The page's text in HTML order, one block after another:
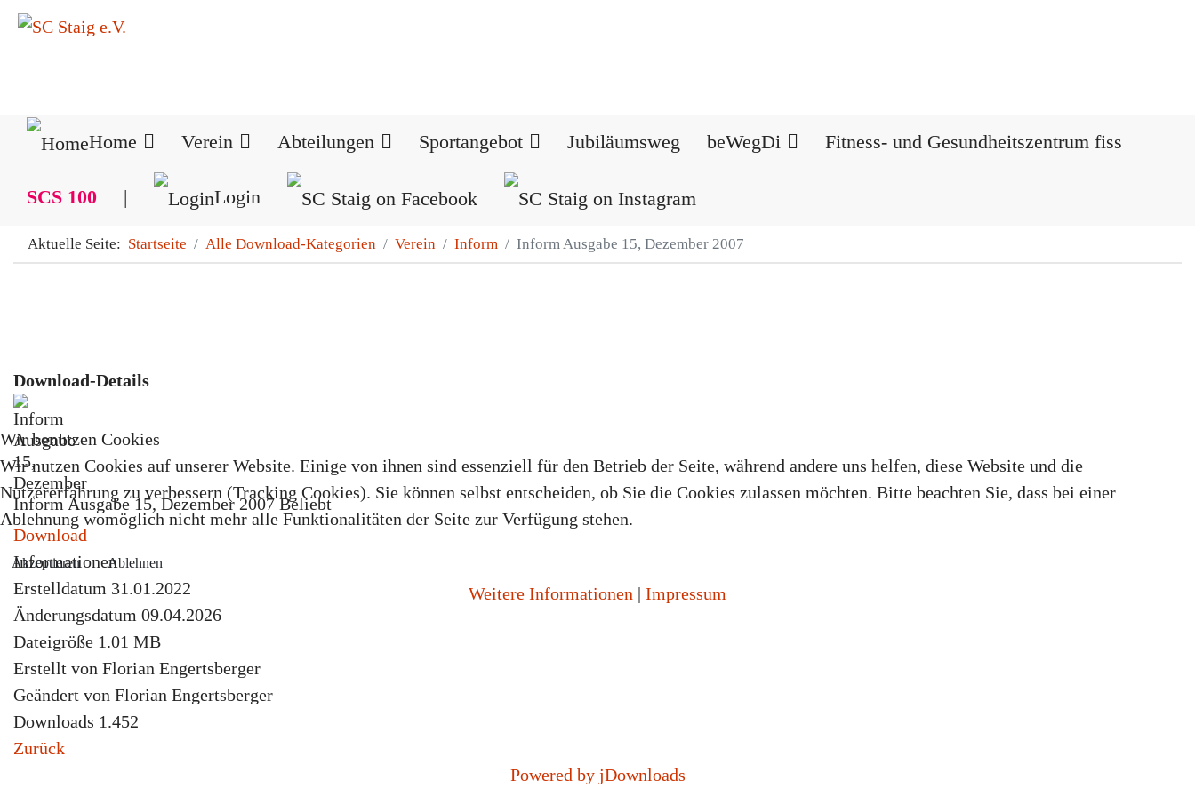
Home Verein Abteilungen Sportangebot Jubiläumsweg beWegDi Fitness- und Gesundheitszentrum fiss
SCS 100 | Login
Aktuelle Seite: Startseite Alle Download-Kategorien Verein Inform Inform Ausgabe 15, Dezember 2007
Download-Details
Inform Ausgabe 15, Dezember 2007Beliebt
Download
Informationen
Erstelldatum 31.01.2022
Änderungsdatum 09.04.2026
Dateigröße 1.01 MB
Erstellt von Florian Engertsberger
Geändert von Florian Engertsberger
Downloads 1.452
Zurück
Powered by jDownloads
Wir benutzen Cookies
Wir nutzen Cookies auf unserer Website. Einige von ihnen sind essenziell für den Betrieb der Seite, während andere uns helfen, diese Website und die
Nutzererfahrung zu verbessern (Tracking Cookies). Sie können selbst entscheiden, ob Sie die Cookies zulassen möchten. Bitte beachten Sie, dass bei einer
Ablehnung womöglich nicht mehr alle Funktionalitäten der Seite zur Verfügung stehen.
Akzeptieren Ablehnen
Weitere Informationen | Impressum